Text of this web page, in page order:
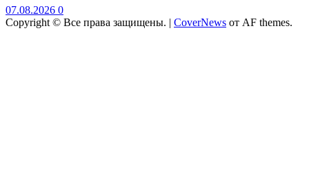
07.08.2026 0
Copyright © Все права защищены. | CoverNews от AF themes.